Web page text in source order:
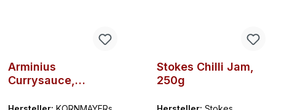
Arminius
Currysauce,
Stokes Chilli Jam,
250g